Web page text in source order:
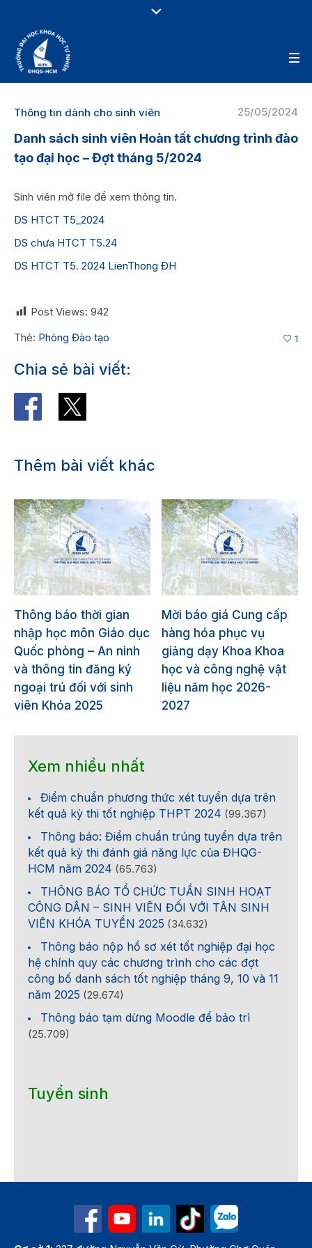
25/05/2024
Thông tin dành cho sinh viên
Danh sách sinh viên Hoàn tất chương trình đào
tạo đại học – Đợt tháng 5/2024
Sinh viên mở file để xem thông tin.
DS HTCT T5_2024
DS chưa HTCT T5.24
DS HTCT T5. 2024 LienThong ĐH
Post Views: 942
Thẻ: Phòng Đào tạo 1
Chia sẻ bài viết:
Thêm bài viết khác
Thông báo thời gian
nhập học môn Giáo dục
Quốc phòng – An ninh
và thông tin đăng ký
ngoại trú đối với sinh
viên Khóa 2025
Mời báo giá Cung cấp
hàng hóa phục vụ
giảng dạy Khoa Khoa
học và công nghệ vật
liệu năm học 2026-
2027
Xem nhiều nhất
Điểm chuẩn phương thức xét tuyển dựa trên
kết quả kỳ thi tốt nghiệp THPT 2024 (99.367)
Thông báo: Điểm chuẩn trúng tuyển dựa trên
kết quả kỳ thi đánh giá năng lực của ĐHQG-
HCM năm 2024 (65.763)
THÔNG BÁO TỔ CHỨC TUẦN SINH HOẠT
CÔNG DÂN – SINH VIÊN ĐỐI VỚI TÂN SINH
VIÊN KHÓA TUYỂN 2025 (34.632)
Thông báo nộp hồ sơ xét tốt nghiệp đại học
hệ chính quy các chương trình cho các đợt
công bố danh sách tốt nghiệp tháng 9, 10 và 11
năm 2025 (29.674)
Thông báo tạm dừng Moodle để bảo trì
(25.709)
Tuyển sinh